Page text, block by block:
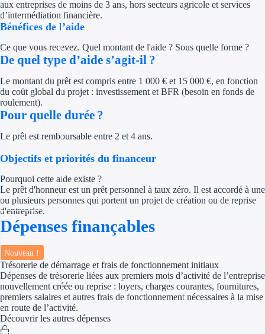
Réduction des
Aides Urssaf
Prêt
Prêt
aux entreprises de moins de 3 ans, hors secteurs agricole et services
d’intermédiation financière.
Bénéfices de l’aide
Ce que vous recevez. Quel montant de l'aide ? Sous quelle forme ?
De quel type d’aide s’agit-il ?
Le montant du prêt est compris entre 1 000 € et 15 000 €, en fonction
du coût global du projet : investissement et BFR (besoin en fonds de
roulement).
Pour quelle durée ?
Le prêt est remboursable entre 2 et 4 ans.
Objectifs et priorités du financeur
Pourquoi cette aide existe ?
Le prêt d'honneur est un prêt personnel à taux zéro. Il est accordé à une
ou plusieurs personnes qui portent un projet de création ou de reprise
d'entreprise.
Dépenses finançables
Nouveau !
Trésorerie de démarrage et frais de fonctionnement initiaux
Dépenses de trésorerie liées aux premiers mois d’activité de l’entreprise
nouvellement créée ou reprise : loyers, charges courantes, fournitures,
premiers salaires et autres frais de fonctionnement nécessaires à la mise
en route de l’activité.
Découvrir les autres dépenses